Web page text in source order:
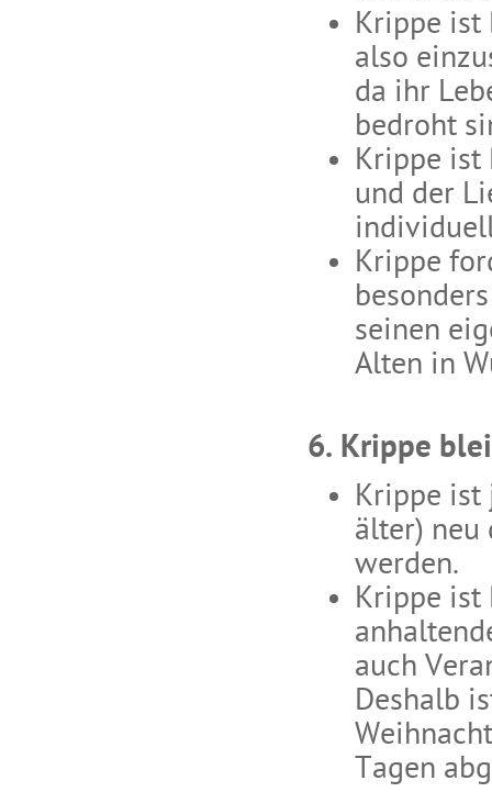
Krippe ist
also
da ihr
bedroht
Krippe ist
und der
Krippe
seinen
Alten in
6. Krippe
Krippe ist
älter) neu
werden.
Krippe ist
auch
Deshalb
Tagen